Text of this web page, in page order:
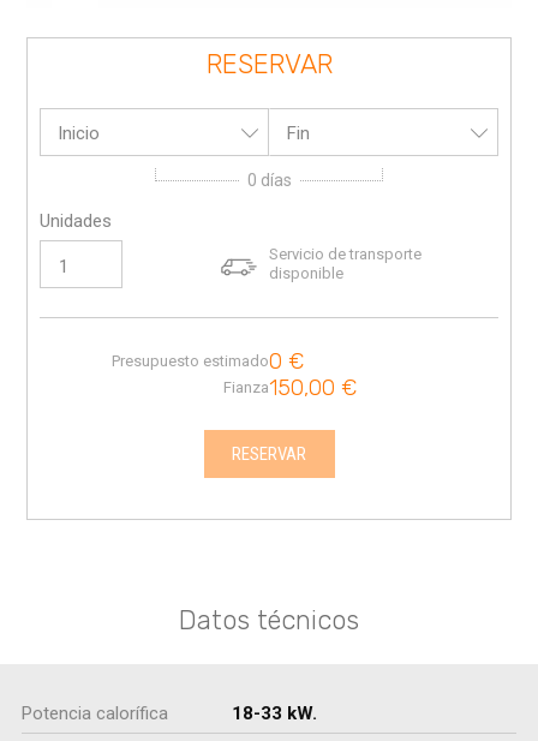
RESERVAR
Inicio Fin
0 días
Unidades
Servicio de transporte
disponible
Presupuesto estimado0 €
Fianza150,00 €
RESERVAR
Datos técnicos
Potencia calorífica
18-33 kW.